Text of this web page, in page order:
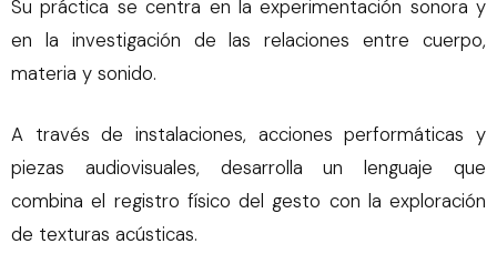
Su práctica se centra en la experimentación sonora y
en la investigación de las relaciones entre cuerpo,
materia y sonido.
A través de instalaciones, acciones performáticas y
piezas audiovisuales, desarrolla un lenguaje que
combina el registro físico del gesto con la exploración
de texturas acústicas.